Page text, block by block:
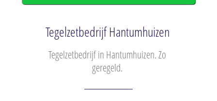
Tegelzetbedrijf Hantumhuizen
Tegelzetbedrijf in Hantumhuizen. Zo
geregeld.